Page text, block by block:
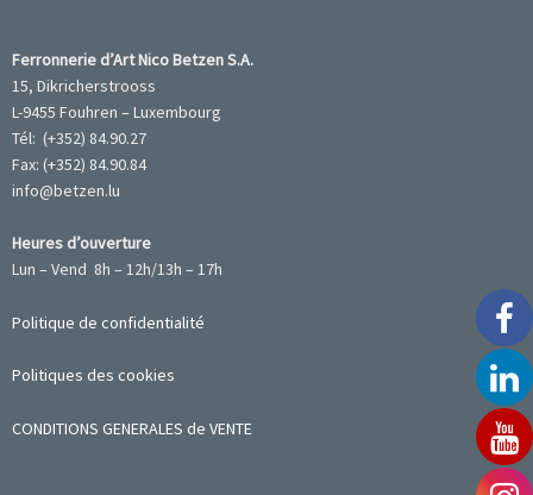
Ferronnerie d’Art Nico Betzen S.A.
15, Dikricherstrooss
L-9455 Fouhren – Luxembourg
Tél: (+352) 84.90.27
Fax: (+352) 84.90.84
info@betzen.lu
Heures d’ouverture
Lun – Vend 8h – 12h/13h – 17h
Politique de confidentialité
Politiques des cookies
CONDITIONS GENERALES de VENTE